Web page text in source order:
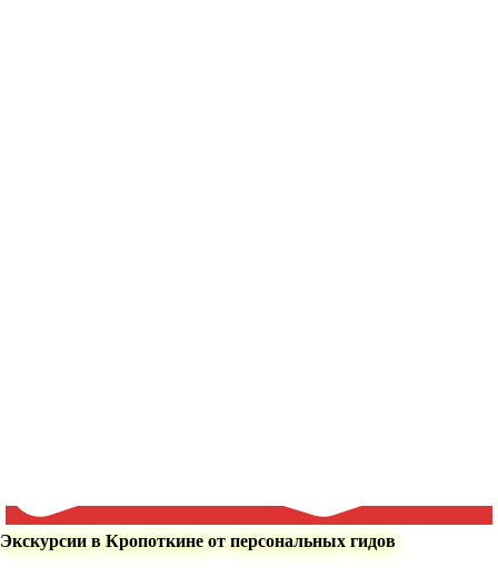
Экскурсии в Кропоткине от персональных гидов